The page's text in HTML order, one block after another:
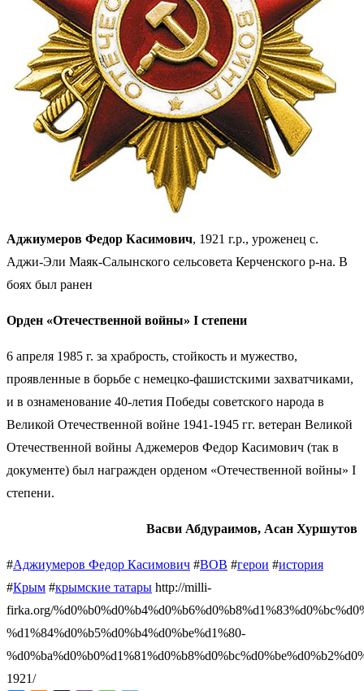
Аджиумеров Федор Касимович, 1921 г.р., уроженец с.
Аджи-Эли Маяк-Салынского сельсовета Керченского р-на. В
боях был ранен
Орден «Отечественной войны» I степени
6 апреля 1985 г. за храбрость, стойкость и мужество,
проявленные в борьбе с немецко-фашистскими захватчиками,
и в ознаменование 40-летия Победы советского народа в
Великой Отечественной войне 1941-1945 гг. ветеран Великой
Отечественной войны Аджемеров Федор Касимович (так в
документе) был награжден орденом «Отечественной войны» I
степени.
Васви Абдураимов, Асан Хуршутов
#Аджиумеров Федор Касимович #ВОВ #герои #история
#Крым #крымские татары http://milli-
firka.org/
%d1%84%d0%b5%d0%b4%d0%be%d1%80-
1921/